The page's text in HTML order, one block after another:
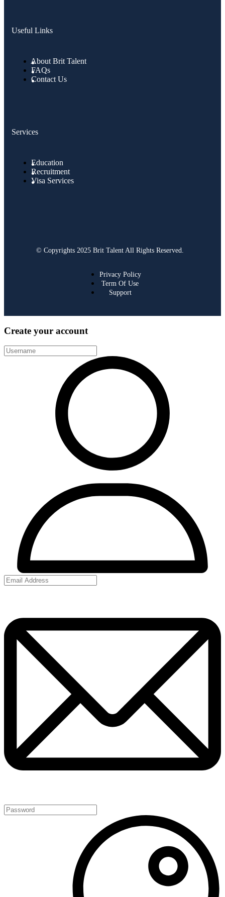
Useful Links
About Brit Talent
FAQs
Contact Us
Services
Education
Recruitment
Visa Services
© Copyrights 2025 Brit Talent All Rights Reserved.
Privacy Policy
Term Of Use
Support
Create your account